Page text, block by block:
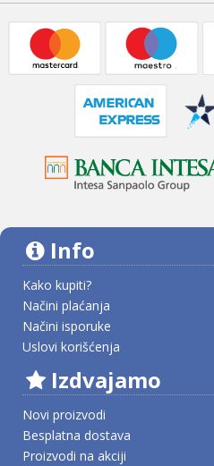
Info
Kako kupiti?
Načini plaćanja
Načini isporuke
Uslovi korišćenja
Izdvajamo
Novi proizvodi
Besplatna dostava
Proizvodi na akciji